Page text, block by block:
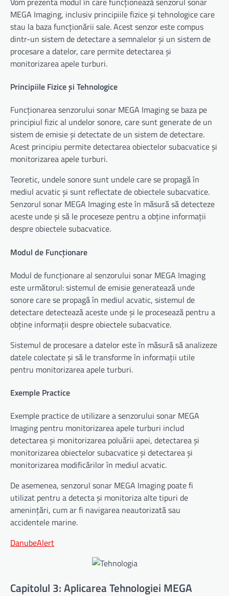
MEGA Imaging, inclusiv principiile fizice și tehnologice care
stau la baza funcționării sale. Acest senzor este compus
dintr-un sistem de detectare a semnalelor și un sistem de
procesare a datelor, care permite detectarea și
monitorizarea apele turburi.
Principiile Fizice și Tehnologice
Funcționarea senzorului sonar MEGA Imaging se baza pe
principiul fizic al undelor sonore, care sunt generate de un
sistem de emisie și detectate de un sistem de detectare.
Acest principiu permite detectarea obiectelor subacvatice și
monitorizarea apele turburi.
Teoretic, undele sonore sunt undele care se propagă în
mediul acvatic și sunt reflectate de obiectele subacvatice.
Senzorul sonar MEGA Imaging este în măsură să detecteze
aceste unde și să le proceseze pentru a obține informații
despre obiectele subacvatice.
Modul de Funcționare
Modul de funcționare al senzorului sonar MEGA Imaging
este următorul: sistemul de emisie generatează unde
sonore care se propagă în mediul acvatic, sistemul de
detectare detectează aceste unde și le procesează pentru a
obține informații despre obiectele subacvatice.
Sistemul de procesare a datelor este în măsură să analizeze
datele colectate și să le transforme în informații utile
pentru monitorizarea apele turburi.
Exemple Practice
Exemple practice de utilizare a senzorului sonar MEGA
Imaging pentru monitorizarea apele turburi includ
detectarea și monitorizarea poluării apei, detectarea și
monitorizarea obiectelor subacvatice și detectarea și
monitorizarea modificărilor în mediul acvatic.
De asemenea, senzorul sonar MEGA Imaging poate fi
utilizat pentru a detecta și monitoriza alte tipuri de
amenințări, cum ar fi navigarea neautorizată sau
accidentele marine.
DanubeAlert
Capitolul 3: Aplicarea Tehnologiei MEGA